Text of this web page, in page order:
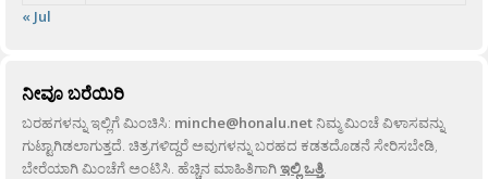
« Jul
ನೀವೂ ಬರೆಯಿರಿ
ಬರಹಗಳನ್ನು ಇಲ್ಲಿಗೆ ಮಿಂಚಿಸಿ: minche@honalu.netನಿಮ್ಮ ಮಿಂಚೆ ವಿಳಾಸವನ್ನು
ಗುಟ್ಟಾಗಿಡಲಾಗುತ್ತದೆ. ಚಿತ್ರಗಳಿದ್ದರೆ ಅವುಗಳನ್ನು ಬರಹದ ಕಡತದೊಡನೆ ಸೇರಿಸಬೇಡಿ,
ಬೇರೆಯಾಗಿ ಮಿಂಚೆಗೆ ಅಂಟಿಸಿ. ಹೆಚ್ಚಿನ ಮಾಹಿತಿಗಾಗಿಇಲ್ಲಿ ಒತ್ತಿ.